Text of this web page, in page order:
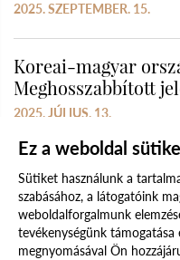
2025. SZEPTEMBER. 15.
Koreai-magyar
Meghosszabbított
2025. JÚLIUS. 13.
Ez a weboldal
Sütiket használunk a
szabásához, a látogatóink
weboldalforgalmunk
tevékenységünk támogatása
megnyomásával Ön